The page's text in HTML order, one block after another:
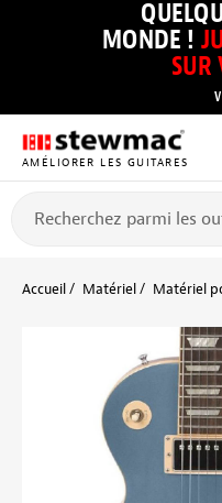
MONDE !
AMÉLIORER LES GUITARES
Accueil Matériel Matériel